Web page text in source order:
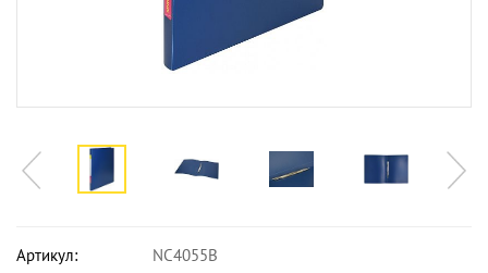
Артикул:
NC4055B